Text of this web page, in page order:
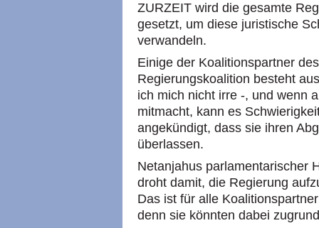
ZURZEIT wird die gesamte
gesetzt, um diese juristische
verwandeln.
Einige der Koalitionspartner
Regierungskoalition besteht
ich mich nicht irre -, und wenn
mitmacht, kann es
angekündigt, dass sie ihren
überlassen.
Netanjahus parlamentarischer
droht damit, die Regierung
Das ist für alle
denn sie könnten dabei